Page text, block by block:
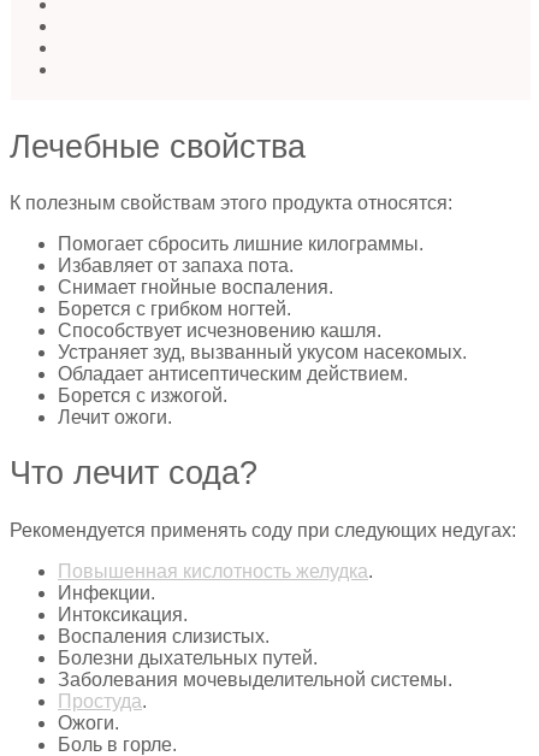
Лечебные свойства
К полезным свойствам этого продукта относятся:
Помогает сбросить лишние килограммы.
Избавляет от запаха пота.
Снимает гнойные воспаления.
Борется с грибком ногтей.
Способствует исчезновению кашля.
Устраняет зуд, вызванный укусом насекомых.
Обладает антисептическим действием.
Борется с изжогой.
Лечит ожоги.
Что лечит сода?
Рекомендуется применять соду при следующих недугах:
Повышенная кислотность желудка.
Инфекции.
Интоксикация.
Воспаления слизистых.
Болезни дыхательных путей.
Заболевания мочевыделительной системы.
Простуда.
Ожоги.
Боль в горле.